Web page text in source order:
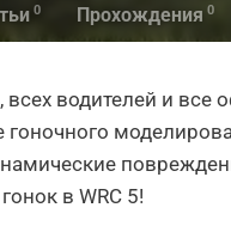
0 Прохождения 0
всех водителей и
гоночного
в WRC 5!